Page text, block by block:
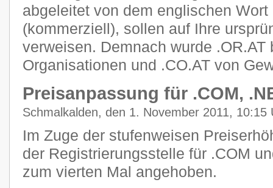
abgeleitet von dem englischen
(kommerziell), sollen auf Ihre
verweisen. Demnach wurde .OR.AT
Organisationen und .CO.AT von
Preisanpassung für .COM,
Schmalkalden, den 1. November 2011, 10:15
Im Zuge der stufenweisen
der Registrierungsstelle für .COM
zum vierten Mal angehoben.